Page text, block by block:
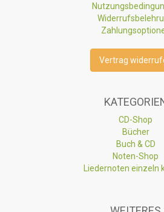
Vertrag
CD-Shop
Bücher
Buch & CD
Noten-Shop
Liedernoten einzeln